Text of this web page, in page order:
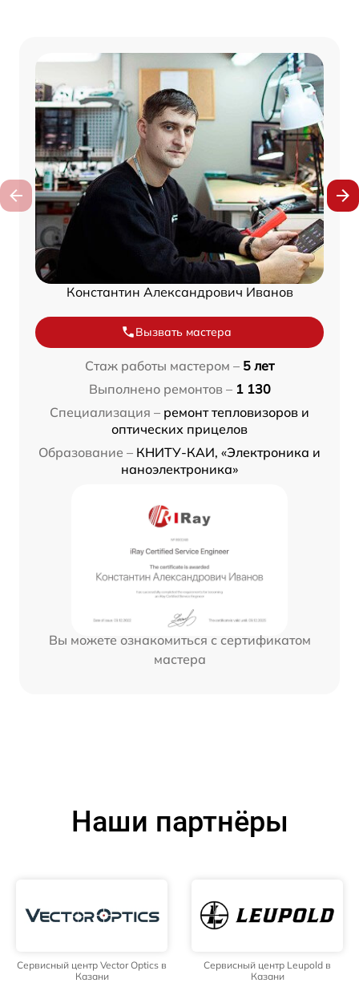
Константин Александрович Иванов
Вызвать мастера
Стаж работы мастером – 5 лет
Выполнено ремонтов – 1 130
Специализация – ремонт тепловизоров и
оптических прицелов
Образование – КНИТУ-КАИ, «Электроника и
наноэлектроника»
Вы можете ознакомиться с сертификатом
мастера
Наши партнёры
Сервисный центр Vector Optics в
Казани
Сервисный центр Leupold в
Казани